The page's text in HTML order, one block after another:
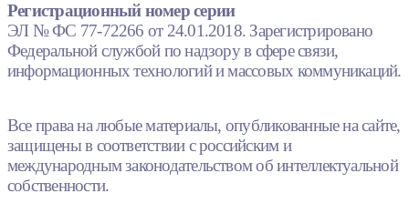
Регистрационный номер серии
ЭЛ № ФС 77-72266 от 24.01.2018. Зарегистрировано
Федеральной службой по надзору в сфере связи,
информационных технологий и массовых коммуникаций.
Все права на любые материалы, опубликованные на сайте,
защищены в соответствии с российским и
международным законодательством об интеллектуальной
собственности.